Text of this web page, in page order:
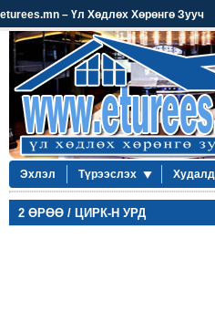
eturees.mn – Үл Хөдлөх Хөрөнгө Зууч
Эхлэл Түрээслэх
2 ӨРӨӨ / ЦИРК-Н УРД